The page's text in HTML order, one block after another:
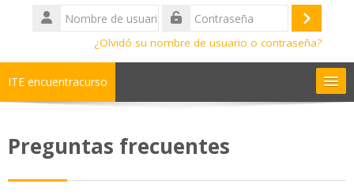
Nombre
de
Acceder
¿Olvidó su nombre de usuario o contraseña?
ITE encuentracurso
Cursos
Preguntas frecuentes